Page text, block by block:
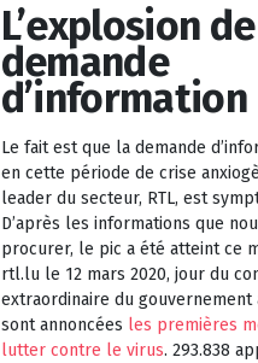
L’explosion
demande
d’information
Le fait est que la demande
en cette période de crise
leader du secteur, RTL, est
D’après les informations que
procurer, le pic a été atteint ce
rtl.lu le 12 mars 2020, jour du
extraordinaire du gouvernement
sont annoncées les premières
lutter contre le virus. 293.838